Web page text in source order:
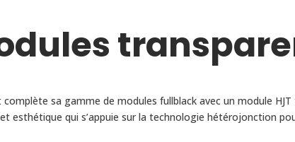
complète sa gamme de modules fullblack avec un module
esthétique qui s’appuie sur la technologie hétérojonction